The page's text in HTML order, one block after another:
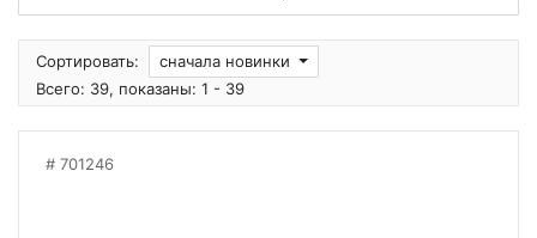
Сортировать:
сначала новинки
Всего: 39, показаны: 1 - 39
701246